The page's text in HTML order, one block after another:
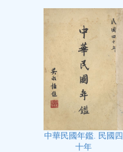
中華民國年鑑. 民國四
十年